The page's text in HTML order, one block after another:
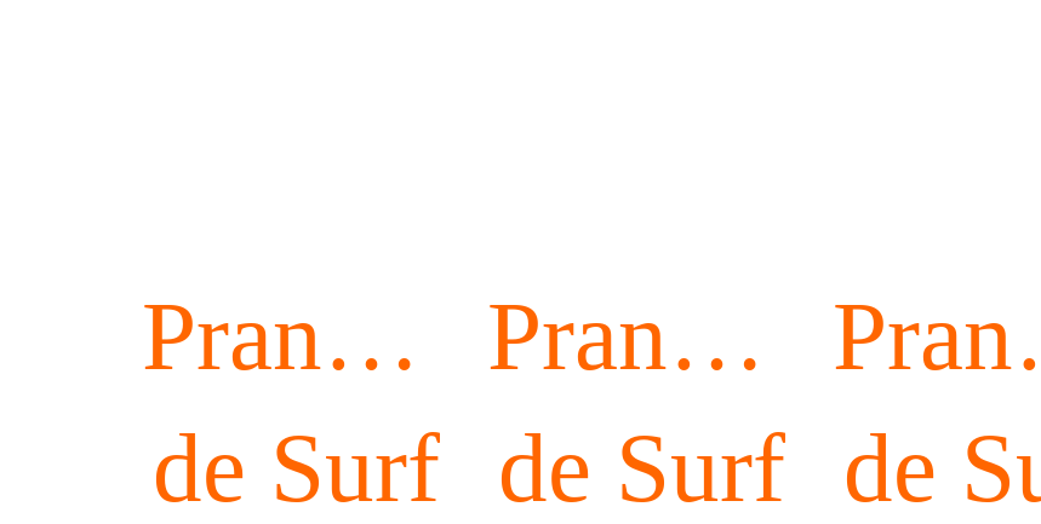
Pranchas
de Surf
Pranchas
de Surf de